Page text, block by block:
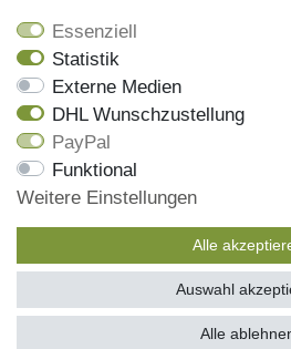
Wir haben alle Artikel auf Lager
Versandpartner DHL
Bestellungen die bis 13 Uhr
gleichen Tag versendet, die
mit der Versandbestätigung per
© schuhfieber.de 2026 | Alle Rechte
Essenziell
Statistik
Externe Medien
DHL Wunschzustellung
PayPal
Funktional
Weitere Einstellungen
Alle
Alle
Auswahl
Bewertungen bei: ebay.de,